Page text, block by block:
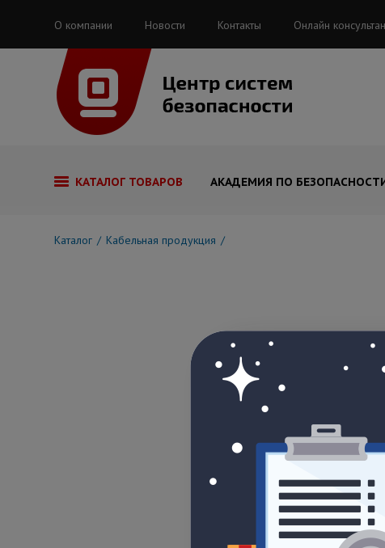
О компании Новости Контакты Онлайн
КАТАЛОГ ТОВАРОВ АКАДЕМИЯ ПО
Каталог Кабельная продукция